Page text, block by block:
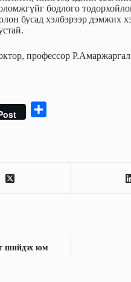
бодлого
бусад хэлбэрээр дэмжих
профессор Р.Амаржаргал
шийдэх юм